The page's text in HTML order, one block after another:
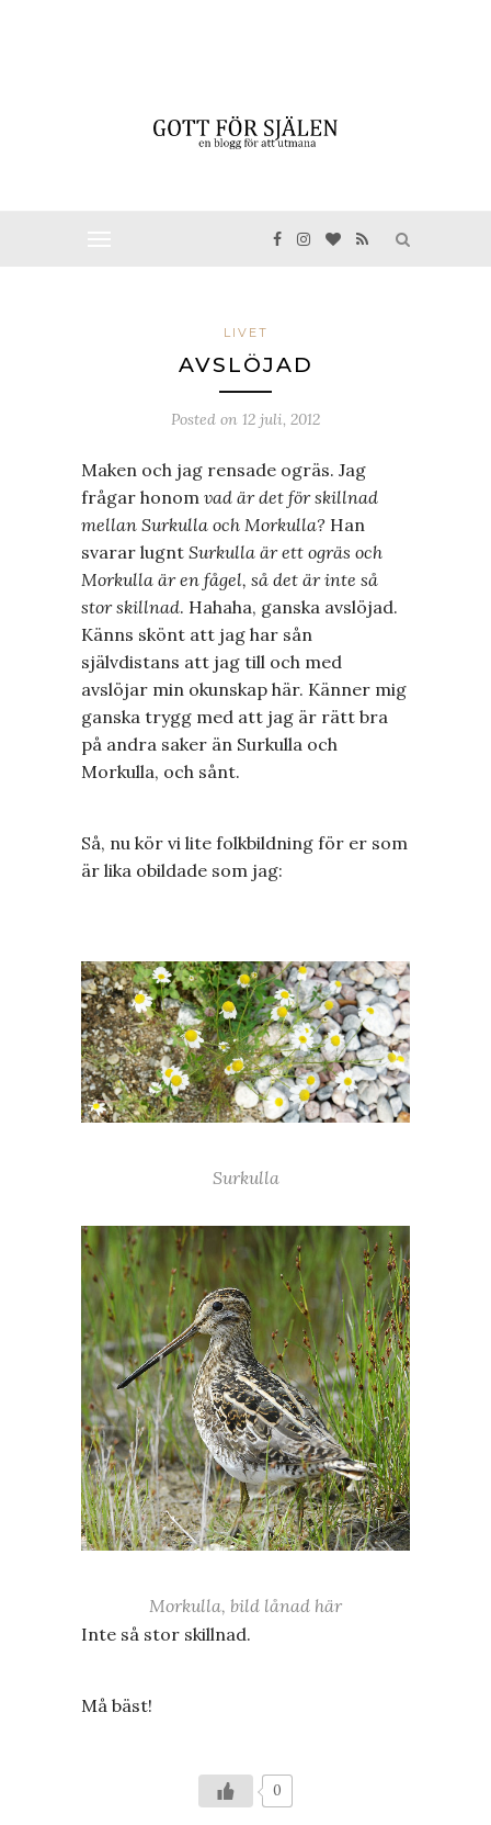
LIVET
AVSLÖJAD
Posted on 12 juli, 2012
Maken och jag rensade ogräs. Jag
frågar honom vad är det för skillnad
mellan Surkulla och Morkulla? Han
svarar lugnt Surkulla är ett ogräs och
Morkulla är en fågel, så det är inte så
stor skillnad. Hahaha, ganska avslöjad.
Känns skönt att jag har sån
självdistans att jag till och med
avslöjar min okunskap här. Känner mig
ganska trygg med att jag är rätt bra
på andra saker än Surkulla och
Morkulla, och sånt.
Så, nu kör vi lite folkbildning för er som
är lika obildade som jag:
Surkulla
Morkulla, bild lånad här
Inte så stor skillnad.
Må bäst!
0